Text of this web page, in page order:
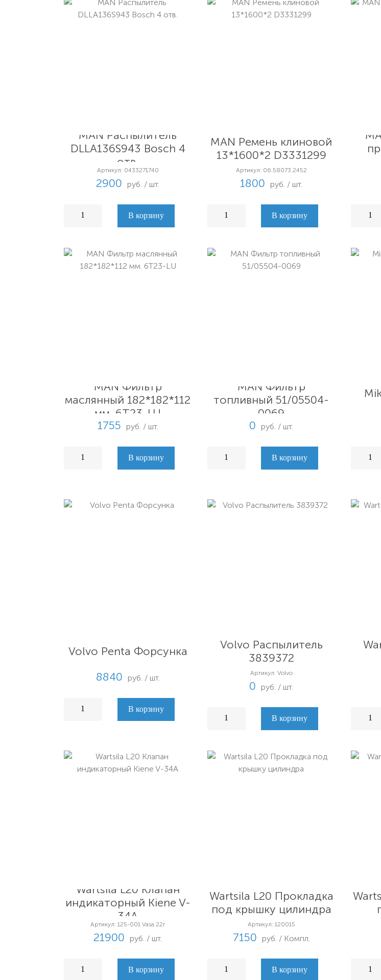
MAN Распылитель
DLLA136S943 Bosch 4
отв.
Артикул: 0433271740
2900 руб. / шт.
В корзину
MAN Ремень клиновой
13*1600*2 D3331299
Артикул: 06.58073.2452
1800 руб. / шт.
В корзину
MAN Фильтр
маслянный 182*182*112
мм. 6T23-LU
1755
руб. / шт.
В корзину
MAN Фильтр
топливный 51/05504-
0069
0
руб. / шт.
В корзину
Volvo Penta Форсунка
8840
руб. / шт.
В корзину
Volvo Распылитель
3839372
Артикул: Volvo
0 руб. / шт.
В корзину
Wartsila L20 Клапан
индикаторный Kiene V-
34A
Артикул: 125-001 Vasa 22r
21900 руб. / шт.
В корзину
Wartsila L20 Прокладка
под крышку цилиндра
Артикул: 120015
7150 руб. / Компл.
В корзину